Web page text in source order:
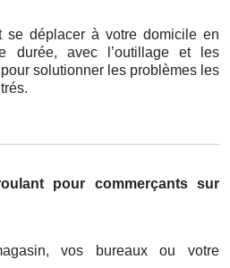
se déplacer à votre domicile en
durée, avec l’outillage et les
solutionner les problèmes les
pour commerçants sur
vos bureaux ou votre